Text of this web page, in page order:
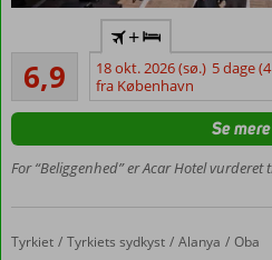
til
Gazipasa
Budgethotel
Centralt
i Oba
til
stranden
6,9Rimeligt
146
anmeldelser
+
18 okt. 2026 (sø.) 5 dage
fra København
For “Beliggenhed” er Acar Hotel vurderet
Se mere
Forside
Tyrkiet Tyrkiets sydkyst Alanya Oba
Krizantem Hotel